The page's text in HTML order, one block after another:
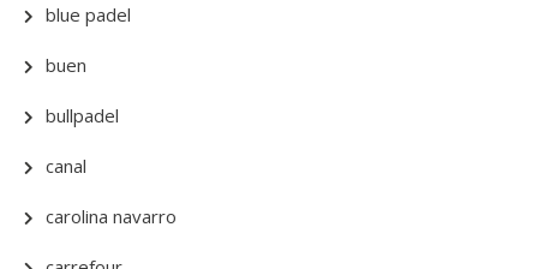
blue padel
buen
bullpadel
canal
carolina navarro